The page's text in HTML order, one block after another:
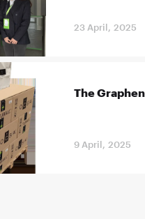
23 April, 2025
The
9 April, 2025